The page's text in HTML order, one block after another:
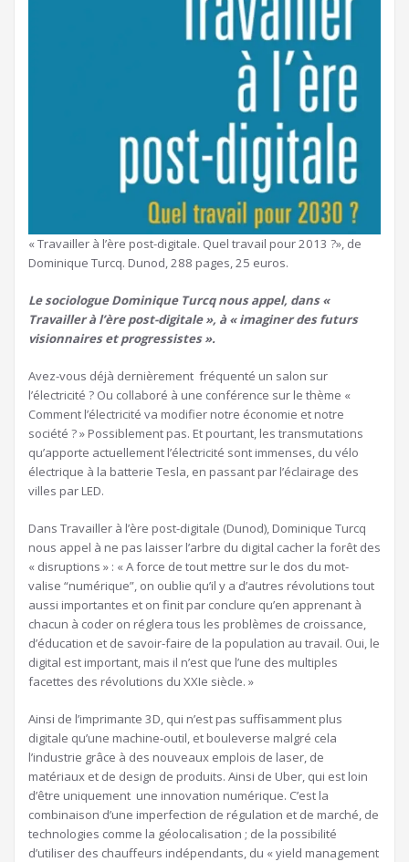
« Travailler à l’ère post-digitale. Quel travail pour 2013 ?», de
Dominique Turcq. Dunod, 288 pages, 25 euros.
Le sociologue Dominique Turcq nous appel, dans «
Travailler à l’ère post-digitale », à « imaginer des futurs
visionnaires et progressistes ».
Avez-vous déjà dernièrement fréquenté un salon sur
l’électricité ? Ou collaboré à une conférence sur le thème «
Comment l’électricité va modifier notre économie et notre
société ? » Possiblement pas. Et pourtant, les transmutations
qu’apporte actuellement l’électricité sont immenses, du vélo
électrique à la batterie Tesla, en passant par l’éclairage des
villes par LED.
Dans Travailler à l’ère post-digitale (Dunod), Dominique Turcq
nous appel à ne pas laisser l’arbre du digital cacher la forêt des
« disruptions » : « A force de tout mettre sur le dos du mot-
valise “numérique”, on oublie qu’il y a d’autres révolutions tout
aussi importantes et on finit par conclure qu’en apprenant à
chacun à coder on réglera tous les problèmes de croissance,
d’éducation et de savoir-faire de la population au travail. Oui, le
digital est important, mais il n’est que l’une des multiples
facettes des révolutions du XXIe siècle. »
Ainsi de l’imprimante 3D, qui n’est pas suffisamment plus
digitale qu’une machine-outil, et bouleverse malgré cela
l’industrie grâce à des nouveaux emplois de laser, de
matériaux et de design de produits. Ainsi de Uber, qui est loin
d’être uniquement une innovation numérique. C’est la
combinaison d’une imperfection de régulation et de marché, de
technologies comme la géolocalisation ; de la possibilité
d’utiliser des chauffeurs indépendants, du « yield management